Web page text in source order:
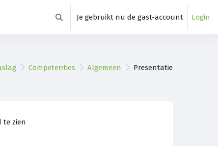
Schakel zoek invoer
Je gebruikt nu de gast-account Login
Competenties Algemeen Presentatie
zien